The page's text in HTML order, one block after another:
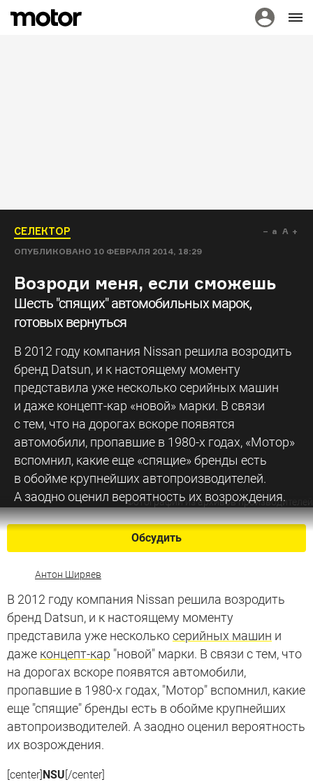
СЕЛЕКТОР
ОПУБЛИКОВАНО 10 ФЕВРАЛЯ 2014, 18:29
a A
Возроди меня, если сможешь
Шесть "спящих" автомобильных марок,
готовых вернуться
В 2012 году компания Nissan решила возродить
бренд Datsun, и к настоящему моменту
представила уже несколько серийных машин
и даже концепт-кар «новой» марки. В связи
с тем, что на дорогах вскоре появятся
автомобили, пропавшие в 1980-х годах, «Мотор»
вспомнил, какие еще «спящие» бренды есть
в обойме крупнейших автопроизводителей.
А заодно оценил вероятность их возрождения.
Фотографии из архивов производителей
Обсудить
Антон Ширяев
В 2012 году компания Nissan решила возродить
бренд Datsun, и к настоящему моменту
представила уже несколькосерийных машин и
даже концепт-кар "новой" марки. В связи с тем, что
на дорогах вскоре появятся автомобили,
пропавшие в 1980-х годах, "Мотор" вспомнил, какие
еще "спящие" бренды есть в обойме крупнейших
автопроизводителей. А заодно оценил вероятность
их возрождения.
[center]NSU[/center]